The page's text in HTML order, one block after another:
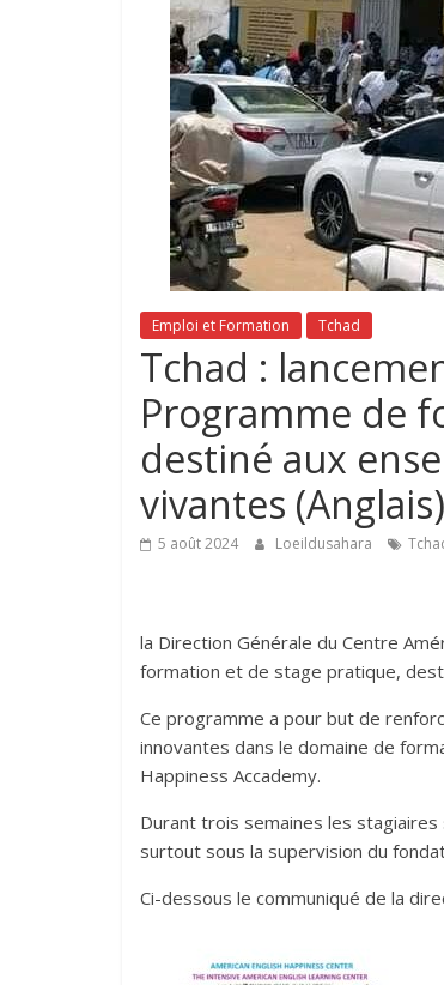
Emploi et Formation Tchad
Tchad :
Programme de
destiné aux
vivantes
5 août 2024 Loeildusahara
la Direction Générale du Centre
formation et de stage pratique,
Ce programme a pour but de
innovantes dans le domaine de
Happiness Accademy.
Durant trois semaines les
surtout sous la supervision du
Ci-dessous le communiqué de la